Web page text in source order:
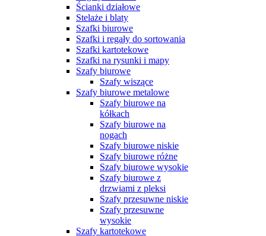
Ścianki działowe
Stelaże i blaty
Szafki biurowe
Szafki i regały do sortowania
Szafki kartotekowe
Szafki na rysunki i mapy
Szafy biurowe
Szafy wiszące
Szafy biurowe metalowe
Szafy biurowe na
kółkach
Szafy biurowe na
nogach
Szafy biurowe niskie
Szafy biurowe różne
Szafy biurowe wysokie
Szafy biurowe z
drzwiami z pleksi
Szafy przesuwne niskie
Szafy przesuwne
wysokie
Szafy kartotekowe